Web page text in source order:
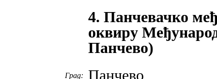
4. Панчевачко
оквиру
Панчево)
Град: Панчево